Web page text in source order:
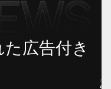
広告付き